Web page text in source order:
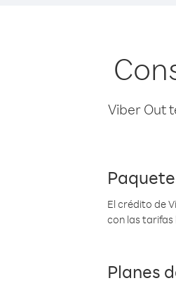
Viber Out
El crédito de
con las tarifas
Planes